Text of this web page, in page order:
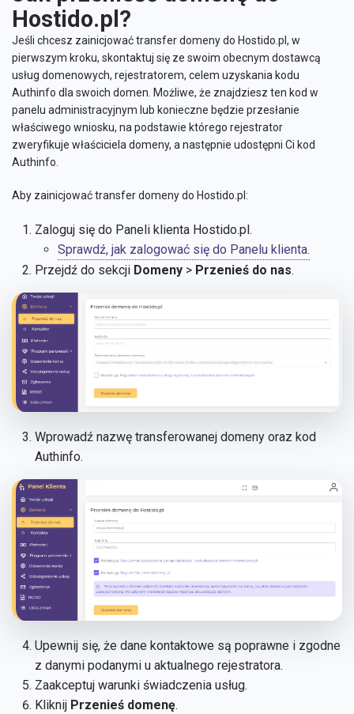
Hostido.pl?
Jeśli chcesz zainicjować transfer domeny do Hostido.pl, w
pierwszym kroku, skontaktuj się ze swoim obecnym dostawcą
usług domenowych, rejestratorem, celem uzyskania kodu
Authinfo dla swoich domen. Możliwe, że znajdziesz ten kod w
panelu administracyjnym lub konieczne będzie przesłanie
właściwego wniosku, na podstawie którego rejestrator
zweryfikuje właściciela domeny, a następnie udostępni Ci kod
Authinfo.
Aby zainicjować transfer domeny do Hostido.pl:
Zaloguj się do Paneli klienta Hostido.pl.
Sprawdź, jak zalogować się do Panelu klienta.
Przejdź do sekcji Domeny >Przenieś do nas.
Wprowadź nazwę transferowanej domeny oraz kod
Authinfo.
Upewnij się, że dane kontaktowe są poprawne i zgodne
z danymi podanymi u aktualnego rejestratora.
Zaakceptuj warunki świadczenia usług.
Kliknij Przenieś domenę.